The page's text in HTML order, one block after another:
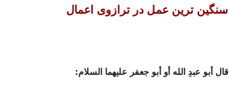
سنگین ترین عمل در ترازوی اعمال
قال أبو عبدِ الله أو أبو جعفر علیهما السلام: